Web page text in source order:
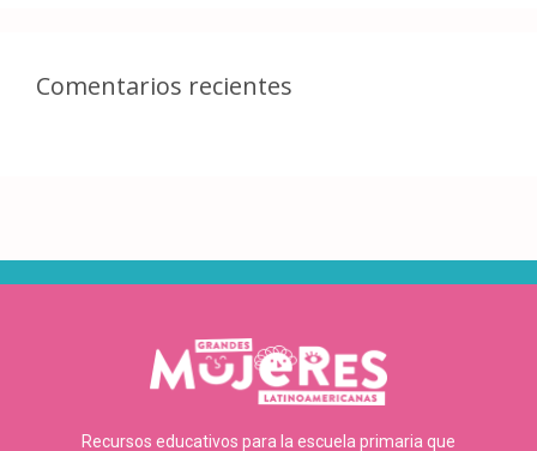
Comentarios recientes
Recursos educativos para la escuela primaria que